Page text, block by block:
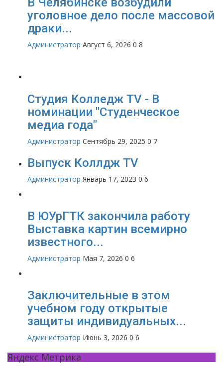
уголовное дело после массовой
драки...
Администратор Август 6, 2026 0 8
Студия Колледж TV - В
номинации "Студенческое
медиа года"
Администратор Сентябрь 29, 2025 0 7
Выпуск Коллдж TV
Администратор Январь 17, 2023 0 6
В ЮУрГТК закончила работу
Выставка картин всемирно
известного...
Администратор Мая 7, 2026 0 6
Заключительные в этом
учебном году открытые
защиты индивидуальных...
Администратор Июнь 3, 2026 0 6
Яндекс Метрика